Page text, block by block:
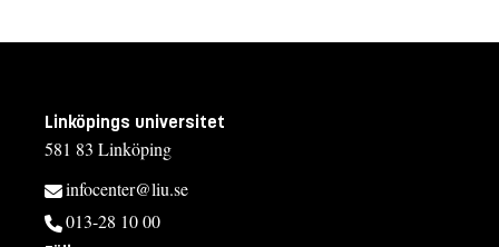
Linköpings universitet
581 83 Linköping
infocenter@liu.se
013-28 10 00